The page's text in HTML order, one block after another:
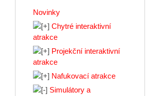
Novinky
Chytré interaktivní
atrakce
Projekční interaktivní
atrakce
Nafukovací atrakce
Simulátory a